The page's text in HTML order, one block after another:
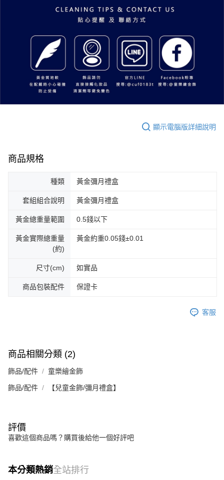
顯示電腦版詳細說明
商品規格
種類 黃金彌月禮盒
套組組合說明 黃金彌月禮盒
黃金總重量範圍 0.5錢以下
黃金實際總重量
(約)
黃金約重0.05錢±0.01
尺寸(cm) 如實品
商品包裝配件 保證卡
客服
商品相關分類 (2)
飾品/配件 童樂繪金飾
飾品/配件 【兒童金飾/彌月禮盒】
評價
喜歡這個商品嗎？購買後給他一個好評吧
本分類熱銷全站排行